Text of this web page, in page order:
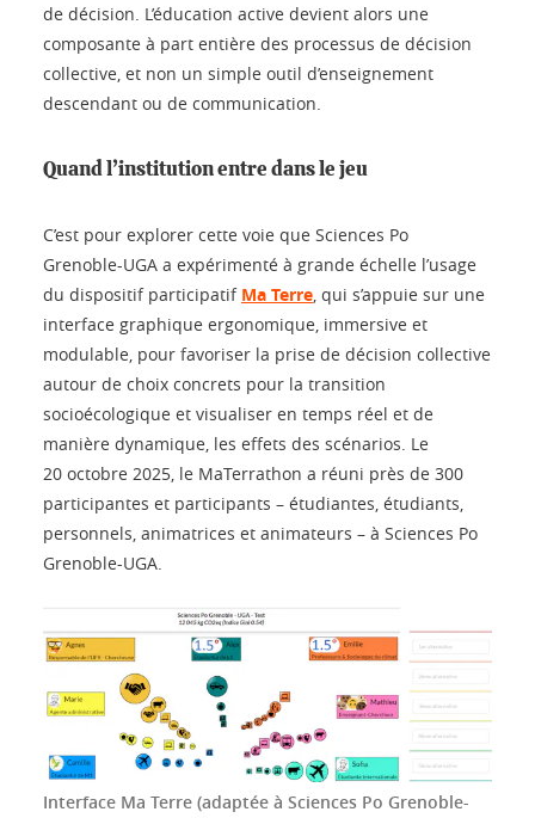
de décision. L’éducation active devient alors une
composante à part entière des processus de décision
collective, et non un simple outil d’enseignement
descendant ou de communication.
Quand l’institution entre dans le jeu
C’est pour explorer cette voie que Sciences Po
Grenoble-UGA a expérimenté à grande échelle l’usage
du dispositif participatif Ma Terre , qui s’appuie sur une
interface graphique ergonomique, immersive et
modulable, pour favoriser la prise de décision collective
autour de choix concrets pour la transition
socioécologique et visualiser en temps réel et de
manière dynamique, les effets des scénarios. Le
20 octobre 2025, le MaTerrathon a réuni près de 300
participantes et participants – étudiantes, étudiants,
personnels, animatrices et animateurs – à Sciences Po
Grenoble-UGA.
Interface Ma Terre (adaptée à Sciences Po Grenoble-